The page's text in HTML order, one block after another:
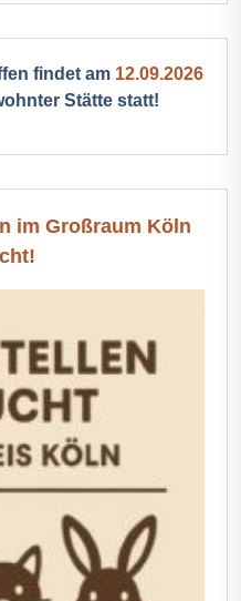
findet am 12.09.2026
Stätte statt!
im Großraum Köln